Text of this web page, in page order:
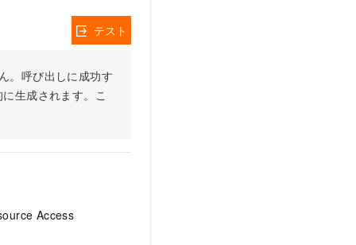
。呼び出しに成功す
生成されます。こ
テスト
Access